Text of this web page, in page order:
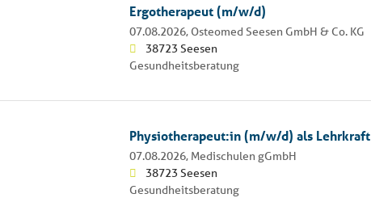
Ergotherapeut (m/w/d)
07.08.2026, Osteomed Seesen GmbH & Co. KG
38723 Seesen
Gesundheitsberatung
Physiotherapeut:in (m/w/d) als Lehrkraft
07.08.2026, Medischulen gGmbH
38723 Seesen
Gesundheitsberatung